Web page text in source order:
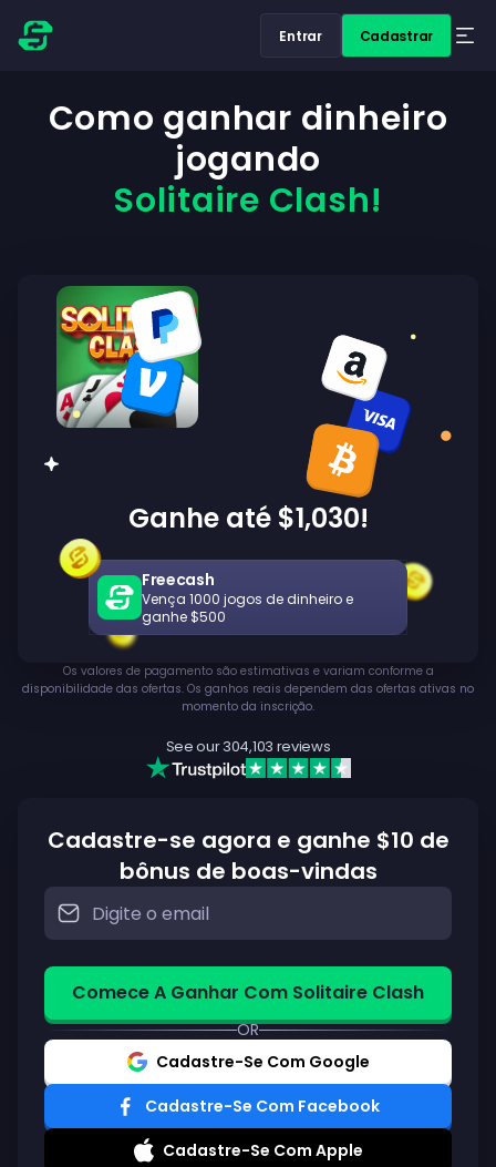
Entrar Cadastrar
Como ganhar dinheiro
jogando
Solitaire Clash!
Ganhe até $1,030!
Freecash
Vença 1000 jogos de dinheiro e
ganhe $500
Os valores de pagamento são estimativas e variam conforme a
disponibilidade das ofertas. Os ganhos reais dependem das ofertas ativas no
momento da inscrição.
See our304,103 reviews
Cadastre-se agora e ganhe $10 de
bônus de boas-vindas
Comece A Ganhar Com Solitaire Clash
OR
Cadastre-Se Com Google
Cadastre-Se Com Facebook
Cadastre-Se Com Apple